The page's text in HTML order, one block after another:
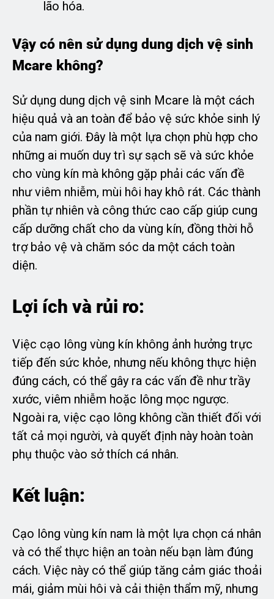
lão hóa.
Vậy có nên sử dụng dung dịch vệ sinh
Mcare không?
Sử dụng dung dịch vệ sinh Mcare là một cách
hiệu quả và an toàn để bảo vệ sức khỏe sinh lý
của nam giới. Đây là một lựa chọn phù hợp cho
những ai muốn duy trì sự sạch sẽ và sức khỏe
cho vùng kín mà không gặp phải các vấn đề
như viêm nhiễm, mùi hôi hay khô rát. Các thành
phần tự nhiên và công thức cao cấp giúp cung
cấp dưỡng chất cho da vùng kín, đồng thời hỗ
trợ bảo vệ và chăm sóc da một cách toàn
diện.
Lợi ích và rủi ro:
Việc cạo lông vùng kín không ảnh hưởng trực
tiếp đến sức khỏe, nhưng nếu không thực hiện
đúng cách, có thể gây ra các vấn đề như trầy
xước, viêm nhiễm hoặc lông mọc ngược.
Ngoài ra, việc cạo lông không cần thiết đối với
tất cả mọi người, và quyết định này hoàn toàn
phụ thuộc vào sở thích cá nhân.
Kết luận:
Cạo lông vùng kín nam là một lựa chọn cá nhân
và có thể thực hiện an toàn nếu bạn làm đúng
cách. Việc này có thể giúp tăng cảm giác thoải
mái, giảm mùi hôi và cải thiện thẩm mỹ, nhưng